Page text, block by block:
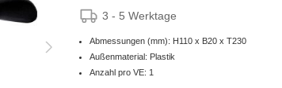
3 - 5 Werktage
Abmessungen (mm): H110 x B20 x T230
Außenmaterial: Plastik
Anzahl pro VE: 1